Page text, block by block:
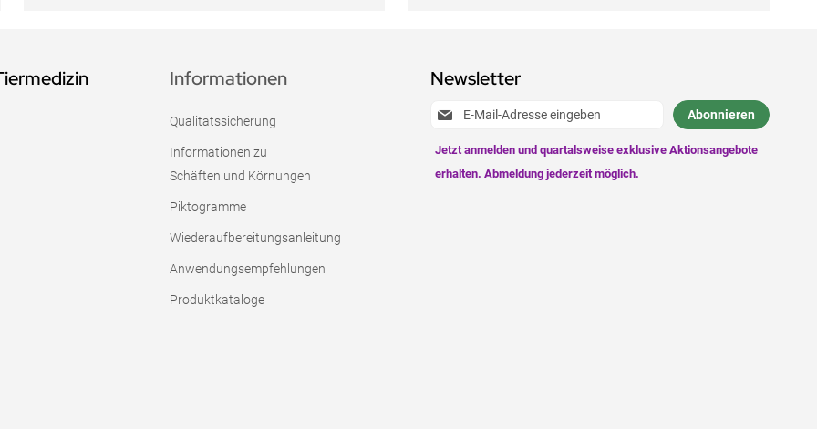
Newsletter
Anmeldung
Newsletter:
Abonnieren
Informationen
Qualitätssicherung
Informationen zu
Schäften und Körnungen
Piktogramme
Wiederaufbereitungsanleitung
Anwendungsempfehlungen
Produktkataloge